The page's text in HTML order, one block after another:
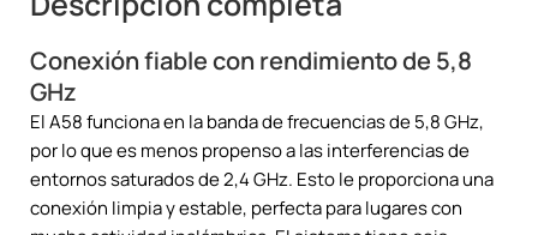
Conexión fiable con rendimiento de 5,8
GHz
El A58 funciona en la banda de frecuencias de 5,8 GHz,
por lo que es menos propenso a las interferencias de
entornos saturados de 2,4 GHz. Esto le proporciona una
conexión limpia y estable, perfecta para lugares con